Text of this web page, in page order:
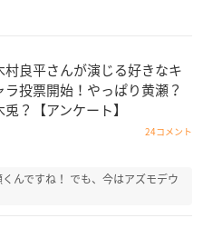
村良平さんが演じる好きなキ
ラ投票開始！やっぱり黄瀬？
兎？【アンケート】
24コメント
んですね！ でも、今はアズモデウ